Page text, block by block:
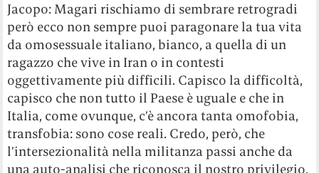
Jacopo: Magari rischiamo di sembrare retrogradi
però ecco non sempre puoi paragonare la tua vita
da omosessuale italiano, bianco, a quella di un
ragazzo che vive in Iran o in contesti
oggettivamente più difficili. Capisco la difficoltà,
capisco che non tutto il Paese è uguale e che in
Italia, come ovunque, c’è ancora tanta omofobia,
transfobia: sono cose reali. Credo, però, che
l’intersezionalità nella militanza passi anche da
una auto-analisi che riconosca il nostro privilegio,